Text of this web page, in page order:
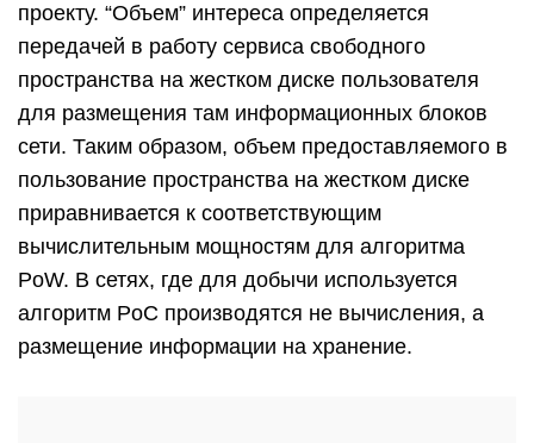
проекту. “Объем” интереса определяется
передачей в работу сервиса свободного
пространства на жестком диске пользователя
для размещения там информационных блоков
сети. Таким образом, объем предоставляемого в
пользование пространства на жестком диске
приравнивается к соответствующим
вычислительным мощностям для алгоритма
PoW. В сетях, где для добычи используется
алгоритм PoC производятся не вычисления, а
размещение информации на хранение.